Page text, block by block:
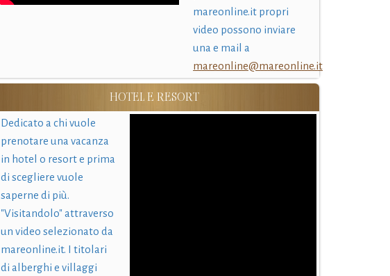
mareonline.it propri
video possono inviare
una e mail a
mareonline@mareonline.it
HOTEL E RESORT
Dedicato a chi vuole
prenotare una vacanza
in hotel o resort e prima
di scegliere vuole
saperne di più.
"Visitandolo" attraverso
un video selezionato da
mareonline.it. I titolari
di alberghi e villaggi